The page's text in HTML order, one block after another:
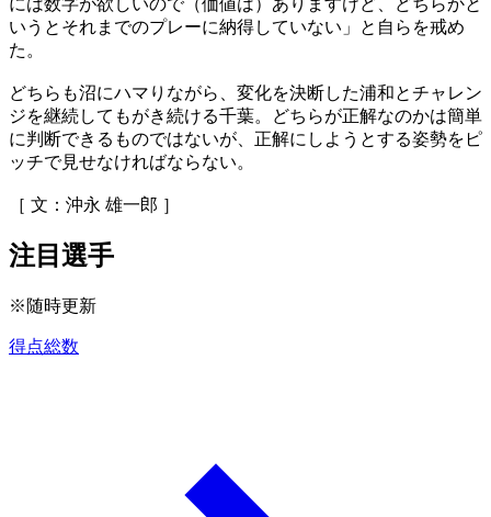
いうとそれまでのプレーに納得していない」と自らを戒め
た。
どちらも沼にハマりながら、変化を決断した浦和とチャレン
ジを継続してもがき続ける千葉。どちらが正解なのかは簡単
に判断できるものではないが、正解にしようとする姿勢をピ
ッチで見せなければならない。
［ 文：沖永 雄一郎 ］
注目選手
※随時更新
得点総数